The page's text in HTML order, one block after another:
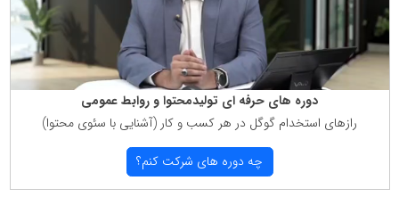
دوره های حرفه ای تولیدمحتوا و روابط عمومی
رازهای استخدام گوگل در هر كسب و كار (آشنایی با سئوی محتوا)
چه دوره های شركت كنم؟